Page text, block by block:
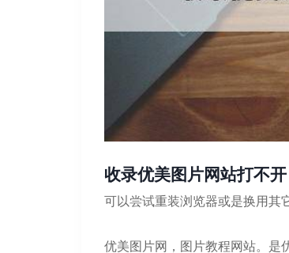
收录优美图片网站打不
可以尝试重装浏览器或是换用其
优美图片网，图片教程网站。是